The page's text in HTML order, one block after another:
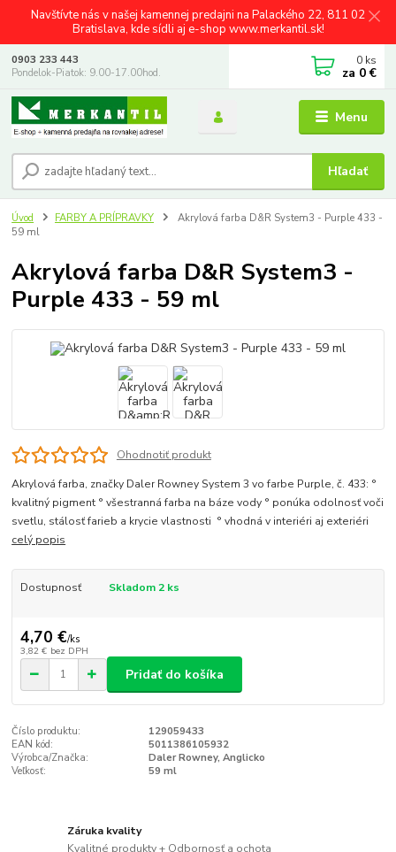
Navštívte nás v našej kamennej predajni na Palackého 22, 811 02
Bratislava, kde sídli aj e-shop www.merkantil.sk!
Menu
Hľadať
0903 233 443
Pondelok-Piatok: 9.00-17.00hod.
0 ks
za 0 €
Úvod FARBY A PRÍPRAVKY
Akrylová farba D&R System3 - Purple 433 -
59 ml
Akrylová farba D&R System3 -
Purple 433 - 59 ml
Ohodnotiť produkt
Akrylová farba, značky Daler Rowney System 3 vo farbe Purple, č. 433: °
kvalitný pigment ° všestranná farba na báze vody ° ponúka odolnosť voči
svetlu, stálosť farieb a krycie vlastnosti ° vhodná v interiéri aj exteriéri
celý popis
Dostupnosť Skladom 2 ks
4,70 €/ks
3,82 € bez DPH
Pridať do košíka
Číslo produktu:
129059433
EAN kód:
5011386105932
Výrobca/Značka:
Daler Rowney, Anglicko
Veľkosť:
59 ml
Záruka kvality
Kvalitné produkty + Odbornosť a ochota